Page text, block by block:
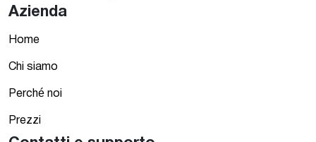
Azienda
Home
Chi siamo
Perché noi
Prezzi